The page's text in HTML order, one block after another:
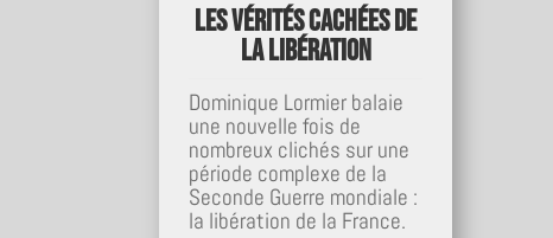
Les vérités cachées de
la Libération
Dominique Lormier balaie
une nouvelle fois de
nombreux clichés sur une
période complexe de la
Seconde Guerre mondiale :
la libération de la France.